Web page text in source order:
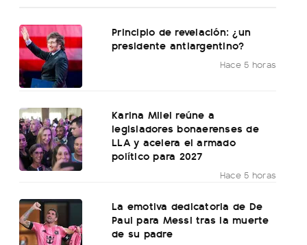
Principio de revelación: ¿un
presidente antiargentino?
Hace 5 horas
Karina Milei reúne a
legisladores bonaerenses de
LLA y acelera el armado
político para 2027
Hace 5 horas
La emotiva dedicatoria de De
Paul para Messi tras la muerte
de su padre